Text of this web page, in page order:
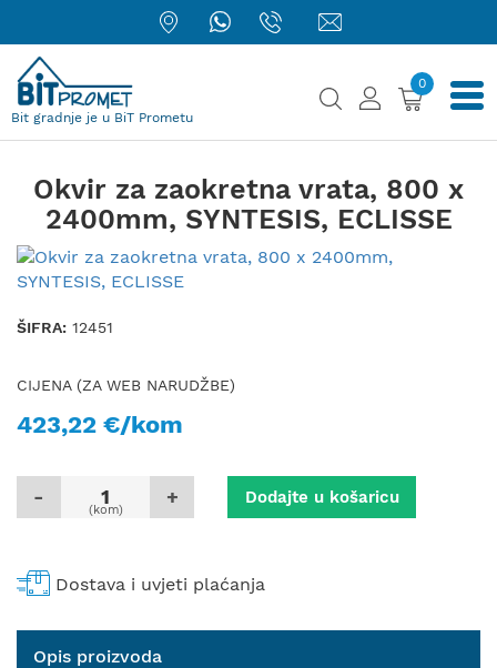
Bit gradnje je u BiT Prometu
0
Okvir za zaokretna vrata, 800 x
2400mm, SYNTESIS, ECLISSE
ŠIFRA: 12451
CIJENA (ZA WEB NARUDŽBE)
423,22 €/kom
- +
(kom)
Dodajte u košaricu
Dostava i uvjeti plaćanja
Opis proizvoda